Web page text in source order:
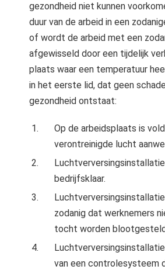
gezondheid niet kunnen
duur van de arbeid in een
of wordt de arbeid met een
afgewisseld door een tijdelijk
plaats waar een temperatuur
in het eerste lid, dat geen
gezondheid ontstaat:
Op de arbeidsplaats is
verontreinigde lucht
bedrijfsklaar.
zodanig dat werknemers
tocht worden
van een controlesysteem